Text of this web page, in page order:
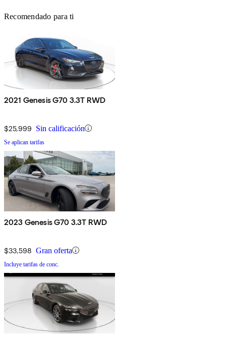
Recomendado para ti
2021 Genesis G70 3.3T RWD
$25,999 Sin calificación
Se aplican tarifas
2023 Genesis G70 3.3T RWD
$33,598 Gran oferta
Incluye tarifas de conc.